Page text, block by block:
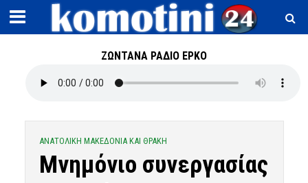
ΖΩΝΤΑΝΑ ΡΑΔΙΟ ΕΡΚΟ
ΑΝΑΤΟΛΙΚΗ ΜΑΚΕΔΟΝΙΑ ΚΑΙ ΘΡΑΚΗ
Μνημόνιο συνεργασίας